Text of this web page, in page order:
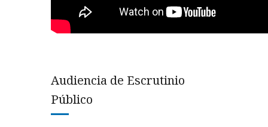
Audiencia de Escrutinio
Público